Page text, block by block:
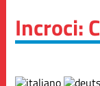
Incroci: